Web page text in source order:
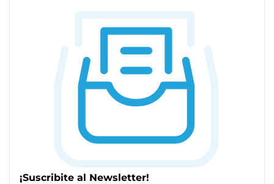
¡Suscribite al Newsletter!